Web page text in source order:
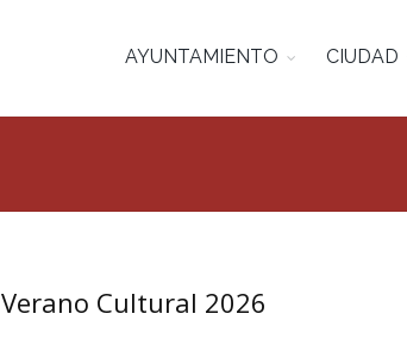
AYUNTAMIENTO CIUDAD
Verano Cultural 2026